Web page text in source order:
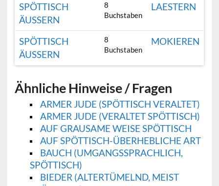
SPÖTTISCH
ÄUSSERN
8
Buchstaben
LAESTERN
SPÖTTISCH
ÄUSSERN
8
Buchstaben
MOKIEREN
Ähnliche Hinweise / Fragen
ARMER JUDE (SPÖTTISCH VERALTET)
ARMER JUDE (VERALTET SPÖTTISCH)
AUF GRAUSAME WEISE SPÖTTISCH
AUF SPÖTTISCH-ÜBERHEBLICHE ART
BAUCH (UMGANGSSPRACHLICH,
SPÖTTISCH)
BIEDER (ALTERTÜMELND, MEIST